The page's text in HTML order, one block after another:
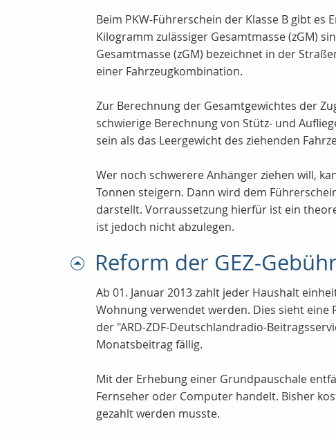
Beim PKW-Führerschein der Klasse B gibt
Kilogramm zulässiger Gesamtmasse (zGM)
Gesamtmasse (zGM) bezeichnet in der
einer Fahrzeugkombination.
Zur Berechnung der Gesamtgewichtes der
schwierige Berechnung von Stütz- und
sein als das Leergewicht des ziehenden
Wer noch schwerere Anhänger ziehen will,
Tonnen steigern. Dann wird dem
darstellt. Vorraussetzung hierfür ist ein
ist jedoch nicht abzulegen.
Reform der GEZ-
Ab 01. Januar 2013 zahlt jeder Haushalt
Wohnung verwendet werden. Dies sieht eine
der "ARD-ZDF-Deutschlandradio-
Monatsbeitrag fällig.
Mit der Erhebung einer Grundpauschale
Fernseher oder Computer handelt. Bisher
gezahlt werden musste.